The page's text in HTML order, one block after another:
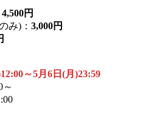
4,500円
み)： 3,000円
～5月6日(月)23:59
～